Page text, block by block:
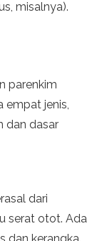
misalnya).
parenkim
empat jenis,
dan dasar
dari
serat otot. Ada